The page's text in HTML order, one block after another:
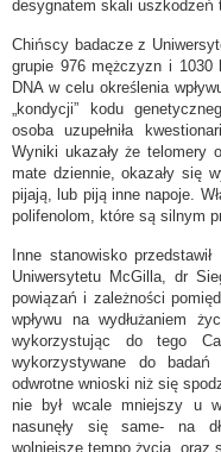
desygnatem skali uszkodzeń
Chińscy badacze z
grupie 976 mężczyzn i
DNA w celu określenia
„kondycji” kodu
osoba uzupełniła
Wyniki ukazały że telomery
mate dziennie, okazały się
pijają, lub piją inne napoje.
polifenolom, które są silnym
Inne stanowisko
Uniwersytetu McGilla, dr
powiązań i zależności
wpływu na wydłużaniem
wykorzystując do tego
wykorzystywane do badań
odwrotne wnioski niż się
nie był wcale mniejszy u
nasunęły się same- na
wolniejsze tempo życia, oraz